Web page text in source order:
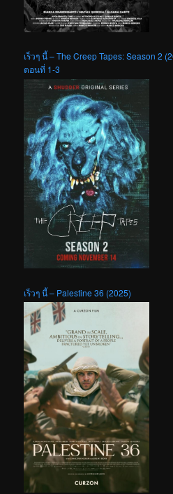
เร็วๆ นี้ – The Creep Tapes: Season 2
ตอนที่ 1-3
เร็วๆ นี้ – Palestine 36 (2025)